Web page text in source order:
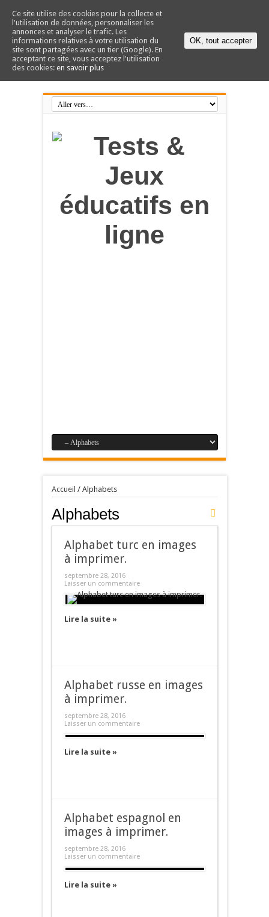
Accueil / Alphabets
Alphabets
Alphabet turc en images
à imprimer.
septembre 28, 2016
Laisser un commentaire
Lire la suite »
Alphabet russe en images
à imprimer.
septembre 28, 2016
Laisser un commentaire
Lire la suite »
Alphabet espagnol en
images à imprimer.
septembre 28, 2016
Laisser un commentaire
Lire la suite »
Ce site utilise des cookies pour la collecte et
l'utilisation de données, personnaliser les
annonces et analyser le trafic. Les
informations relatives à votre utilisation du
site sont partagées avec un tier (Google). En
acceptant ce site, vous acceptez l'utilisation
des cookies: en savoir plus
OK, tout accepter